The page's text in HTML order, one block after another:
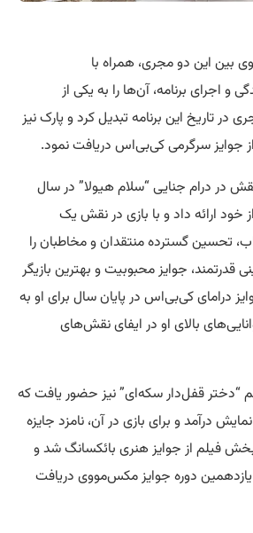
بین این دو مجری، همراه با
و اجرای برنامه، آن‌ها را به یکی از
تاریخ این برنامه تبدیل کرد و پارک نیز
از جوایز سرگرمی کی‌بی‌اس دریافت نمود.
نقش در درام جنایی “سلام هیولا” در سال
از خود ارائه داد و با بازی در نقش یک
تحسین گسترده منتقدان و مخاطبان را
قدرتمند، جوایز محبوبیت و بهترین بازیگر
درامای کی‌بی‌اس در پایان سال برای او به
بالای او در ایفای نقش‌های
“دختر قفل‌دار سکه‌ای” نیز حضور یافت که
درآمد و برای بازی در آن، نامزد جایزه
بخش فیلم از جوایز هنری بائکسانگ شد و
یازدهمین دوره جوایز مکس‌مووی دریافت